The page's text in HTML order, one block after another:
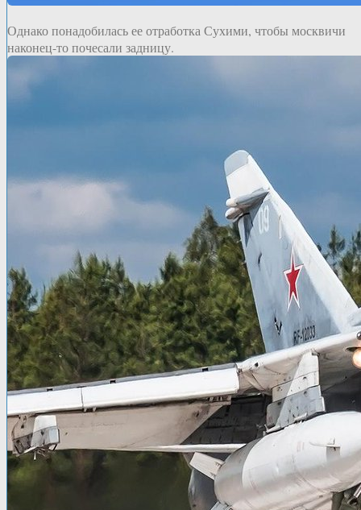
Однако понадобилась ее отработка Сухими, чтобы москвичи
наконец-то почесали задницу.